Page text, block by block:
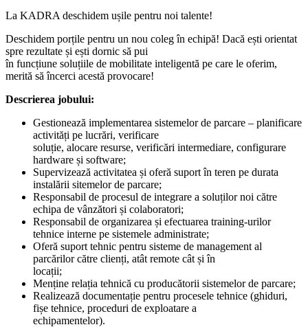
La KADRA deschidem ușile pentru noi talente!
Deschidem porțile pentru un nou coleg în echipă! Dacă ești orientat
spre rezultate și ești dornic să pui
în funcțiune soluțiile de mobilitate inteligentă pe care le oferim,
merită să încerci acestă provocare!
Descrierea jobului:
Gestionează implementarea sistemelor de parcare – planificare
activități pe lucrări, verificare
soluție, alocare resurse, verificări intermediare, configurare
hardware și software;
Supervizează activitatea și oferă suport în teren pe durata
instalării sitemelor de parcare;
Responsabil de procesul de integrare a soluților noi către
echipa de vânzători și colaboratori;
Responsabil de organizarea și efectuarea training-urilor
tehnice interne pe sistemele administrate;
Oferă suport tehnic pentru sisteme de management al
parcărilor către clienți, atât remote cât și în
locații;
Menține relația tehnică cu producătorii sistemelor de parcare;
Realizează documentație pentru procesele tehnice (ghiduri,
fișe tehnice, proceduri de exploatare a
echipamentelor).